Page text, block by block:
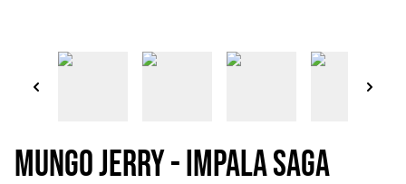
Mungo Jerry - Impala saga